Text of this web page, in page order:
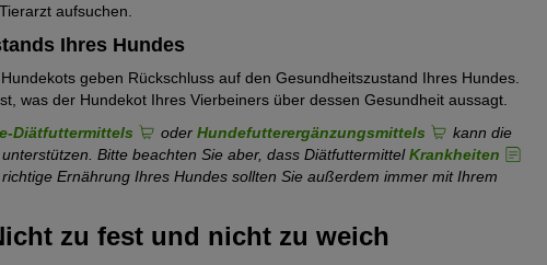
aufsuchen.
Ihres Hundes
geben Rückschluss auf den Gesundheitszustand Ihres Hundes.
was der Hundekot Ihres Vierbeiners über dessen Gesundheit aussagt.
Diätfuttermittels oder Hundefutterergänzungsmittels
kann die
Bitte beachten Sie aber, dass DiätfuttermittelKrankheiten
Ernährung Ihres Hundes sollten Sie außerdem immer mit Ihrem
zu fest und nicht zu weich